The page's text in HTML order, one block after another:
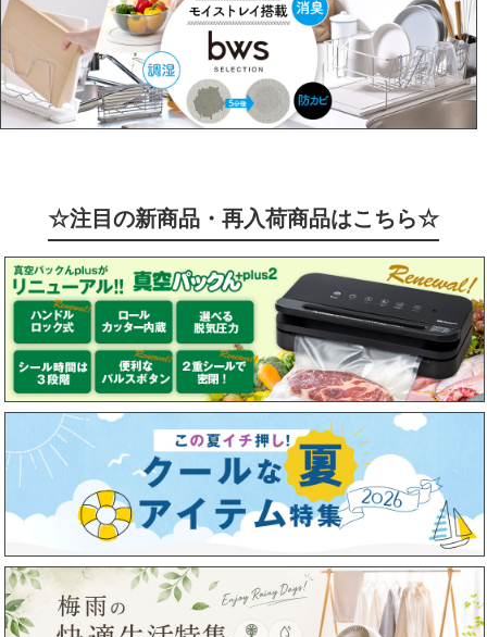
☆注目の新商品・再入荷商品はこちら☆